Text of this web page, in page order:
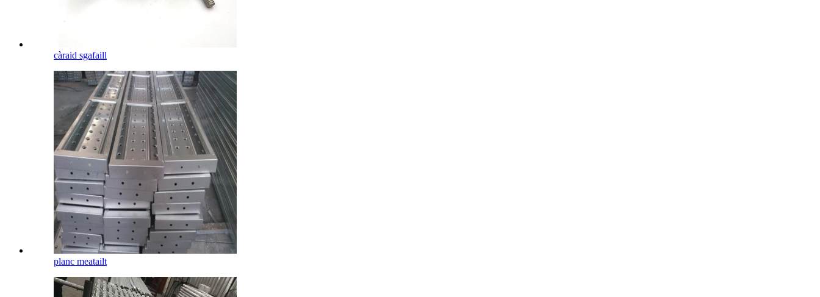
càraid sgafaill
planc meatailt